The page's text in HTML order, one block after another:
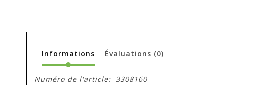
Informations Évaluations (0)
Numéro de l'article: 3308160